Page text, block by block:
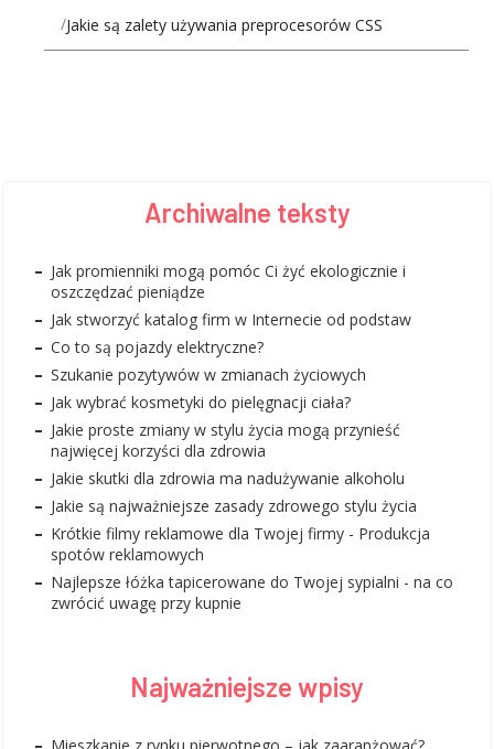
Jakie są zalety używania preprocesorów CSS
Archiwalne teksty
Jak promienniki mogą pomóc Ci żyć ekologicznie i
oszczędzać pieniądze
Jak stworzyć katalog firm w Internecie od podstaw
Co to są pojazdy elektryczne?
Szukanie pozytywów w zmianach życiowych
Jak wybrać kosmetyki do pielęgnacji ciała?
Jakie proste zmiany w stylu życia mogą przynieść
najwięcej korzyści dla zdrowia
Jakie skutki dla zdrowia ma nadużywanie alkoholu
Jakie są najważniejsze zasady zdrowego stylu życia
Krótkie filmy reklamowe dla Twojej firmy - Produkcja
spotów reklamowych
Najlepsze łóżka tapicerowane do Twojej sypialni - na co
zwrócić uwagę przy kupnie
Najważniejsze wpisy